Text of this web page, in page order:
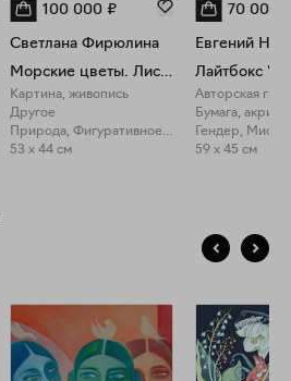
100 000 ₽
Светлана Фирюлина
Морские цветы. Лист №3
Картина, живопись
Другое
Природа, Фигуративное искусство
53 x 44 см
70 000
Евгений
Лайтбокс
Авторская
Бумага, акрил
Гендер,
59 x 45 см